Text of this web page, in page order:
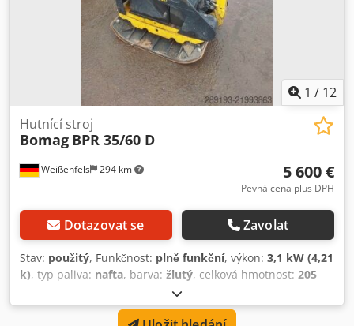
1 / 12
Weißenfels 294 km
Hutnící stroj
Bomag BPR 35/60 D
5 600 €
Pevná cena plus DPH
Dotazovat se Zavolat
Stav: použitý, Funkčnost: plně funkční, výkon: 3,1 kW (4,21
k), typ paliva: nafta, barva: žlutý, celková hmotnost: 205
, číslo stroje/vozidla:
BPR 35/60 D Technické údaje: Rok výroby: 2022 Rozměry (D